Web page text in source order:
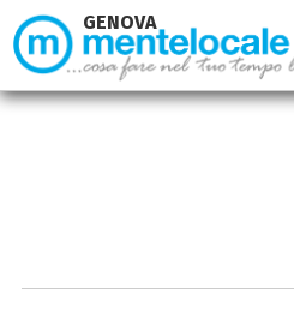
GENOVA